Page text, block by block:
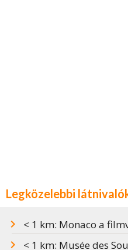
Legközelebbi
< 1 km: Monaco a
< 1 km: Musée des